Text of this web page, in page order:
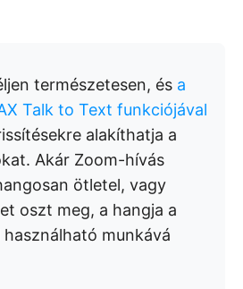
természetesen, és a
Talk to Text funkciójával
alakíthatja a
Akár Zoom-hívás
ötletel, vagy
oszt meg, a hangja a
munkává